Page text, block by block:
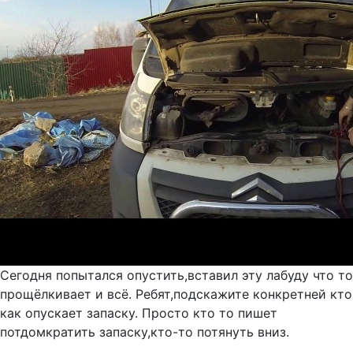
Сегодня попытался опустить,вставил эту лабуду что то
прощёлкивает и всё. Ребят,подскажите конкретней кто
как опускает запаску. Просто кто то пишет
потдомкратить запаску,кто-то потянуть вниз.